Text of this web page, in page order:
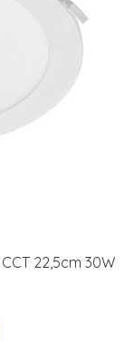
22,5cm 30W